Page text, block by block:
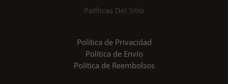
Políticas Del Sitio
Política de Privacidad
Política de Envío
Política de Reembolsos